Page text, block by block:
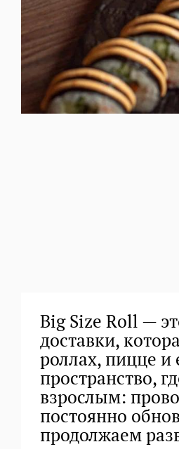
Big Size Roll —
доставки,
роллах, пицце
пространство,
взрослым:
постоянно
продолжаем